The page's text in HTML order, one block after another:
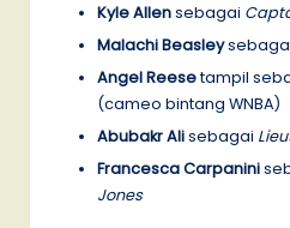
Kyle Allensebagai
Malachi Beasley
Angel Reesetampil
(cameo bintang WNBA)
Abubakr Alisebagai
Francesca Carpanini
Jones